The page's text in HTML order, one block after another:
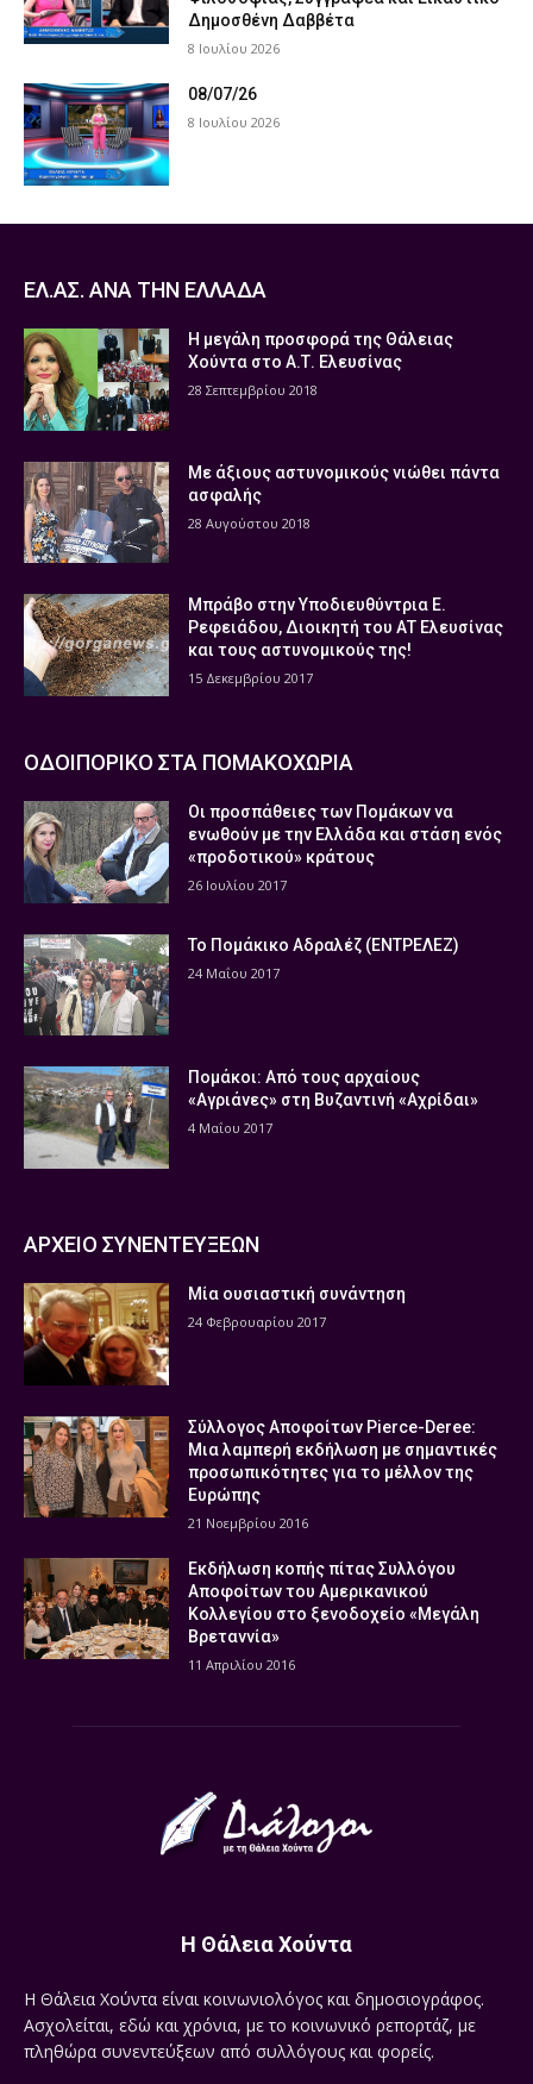
Δημοσθένη Δαββέτα
8 Ιουλίου 2026
08/07/26
8 Ιουλίου 2026
ΕΛ.ΑΣ. ΑΝΑ ΤΗΝ ΕΛΛΑΔΑ
Η μεγάλη προσφορά της Θάλειας
Χούντα στο Α.Τ. Ελευσίνας
28 Σεπτεμβρίου 2018
Με άξιους αστυνομικούς νιώθει πάντα
ασφαλής
28 Αυγούστου 2018
Μπράβο στην Υποδιευθύντρια Ε.
Ρεφειάδου, Διοικητή του ΑΤ Ελευσίνας
και τους αστυνομικούς της!
15 Δεκεμβρίου 2017
ΟΔΟΙΠΟΡΙΚΟ ΣΤΑ ΠΟΜΑΚΟΧΩΡΙΑ
Οι προσπάθειες των Πομάκων να
ενωθούν με την Ελλάδα και στάση ενός
«προδοτικού» κράτους
26 Ιουλίου 2017
Το Πομάκικο Αδραλέζ (ΕΝΤΡΕΛΕΖ)
24 Μαΐου 2017
Πομάκοι: Από τους αρχαίους
«Αγριάνες» στη Βυζαντινή «Αχρίδαι»
4 Μαΐου 2017
ΑΡΧΕΙΟ ΣΥΝΕΝΤΕΥΞΕΩΝ
Μία ουσιαστική συνάντηση
24 Φεβρουαρίου 2017
Σύλλογος Αποφοίτων Pierce-Deree:
Μια λαμπερή εκδήλωση με σημαντικές
προσωπικότητες για το μέλλον της
Ευρώπης
21 Νοεμβρίου 2016
Εκδήλωση κοπής πίτας Συλλόγου
Αποφοίτων του Αμερικανικού
Κολλεγίου στο ξενοδοχείο «Μεγάλη
Βρεταννία»
11 Απριλίου 2016
Η Θάλεια Χούντα
Η Θάλεια Χούντα είναι κοινωνιολόγος και δημοσιογράφος.
Ασχολείται, εδώ και χρόνια, με το κοινωνικό ρεπορτάζ, με
πληθώρα συνεντεύξεων από συλλόγους και φορείς.